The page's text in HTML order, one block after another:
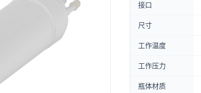
接口
尺寸
工作温度
工作压力
瓶体材质